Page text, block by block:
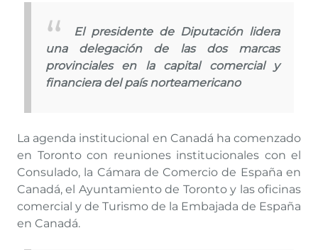
El presidente de Diputación lidera
una delegación de las dos marcas
provinciales en la capital comercial y
financiera del país norteamericano
La agenda institucional en Canadá ha comenzado
en Toronto con reuniones institucionales con el
Consulado, la Cámara de Comercio de España en
Canadá, el Ayuntamiento de Toronto y las oficinas
comercial y de Turismo de la Embajada de España
en Canadá.